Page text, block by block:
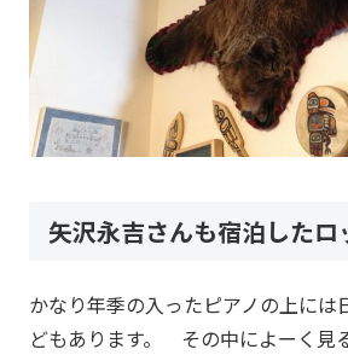
矢沢永吉さんも宿泊したロ
かなり年季の入ったピアノの上には
どもあります。 その中によーく見